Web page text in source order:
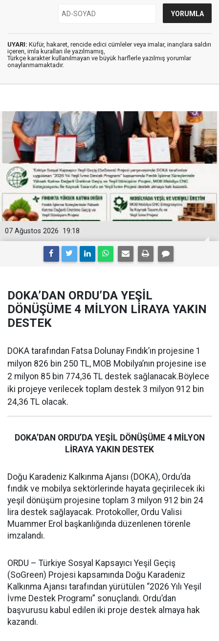
UYARI: Küfür, hakaret, rencide edici cümleler veya imalar, inançlara saldırı
içeren, imla kuralları ile yazılmamış,
Türkçe karakter kullanılmayan ve büyük harflerle yazılmış yorumlar
onaylanmamaktadır.
19:18
07 Ağustos 2026
DOKA’DAN ORDU’DA YEŞİL
DÖNÜŞÜME 4 MİLYON LİRAYA YAKIN
DESTEK
DOKA tarafından Fatsa Dolunay Fındık’ın projesine 1
milyon 826 bin 250 TL, MOB Mobilya’nın projesine ise
2 milyon 85 bin 774,36 TL destek sağlanacak.Böylece
iki projeye verilecek toplam destek 3 milyon 912 bin
24,36 TL olacak.
DOKA’DAN ORDU’DA YEŞİL DÖNÜŞÜME 4 MİLYON
LİRAYA YAKIN DESTEK
Doğu Karadeniz Kalkınma Ajansı (DOKA), Ordu’da
fındık ve mobilya sektörlerinde hayata geçirilecek iki
yeşil dönüşüm projesine toplam 3 milyon 912 bin 24
lira destek sağlayacak. Protokoller, Ordu Valisi
Muammer Erol başkanlığında düzenlenen törenle
imzalandı.
ORDU – Türkiye Sosyal Kapsayıcı Yeşil Geçiş
(SoGreen) Projesi kapsamında Doğu Karadeniz
Kalkınma Ajansı tarafından yürütülen “2026 Yılı Yeşil
İvme Destek Programı” sonuçlandı. Ordu’dan
başvurusu kabul edilen iki proje destek almaya hak
kazandı.